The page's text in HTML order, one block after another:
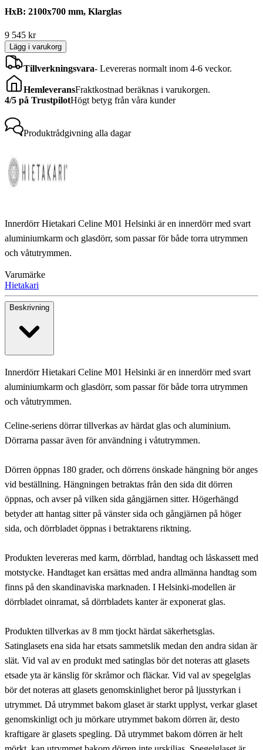
HxB: 2100x700 mm, Klarglas
9 545 kr
Lägg i varukorg
Tillverkningsvara- Levereras normalt inom 4-6 veckor.
HemleveransFraktkostnad beräknas i varukorgen.
4/5 på TrustpilotHögt betyg från våra kunder
Produktrådgivning alla dagar
Innerdörr Hietakari Celine M01 Helsinki är en innerdörr med svart
aluminiumkarm och glasdörr, som passar för både torra utrymmen
och våtutrymmen.
Varumärke
Hietakari
Beskrivning
Innerdörr Hietakari Celine M01 Helsinki är en innerdörr med svart
aluminiumkarm och glasdörr, som passar för både torra utrymmen
och våtutrymmen.
Celine-seriens dörrar tillverkas av härdat glas och aluminium.
Dörrarna passar även för användning i våtutrymmen.
Dörren öppnas 180 grader, och dörrens önskade hängning bör anges
vid beställning. Hängningen betraktas från den sida dit dörren
öppnas, och avser på vilken sida gångjärnen sitter. Högerhängd
betyder att hantag sitter på vänster sida och gångjärnen på höger
sida, och dörrbladet öppnas i betraktarens riktning.
Produkten levereras med karm, dörrblad, handtag och låskassett med
motstycke. Handtaget kan ersättas med andra allmänna handtag som
finns på den skandinaviska marknaden. I Helsinki-modellen är
dörrbladet oinramat, så dörrbladets kanter är exponerat glas.
Produkten tillverkas av 8 mm tjockt härdat säkerhetsglas.
Satinglasets ena sida har etsats sammetslik medan den andra sidan är
slät. Vid val av en produkt med satinglas bör det noteras att glasets
etsade yta är känslig för skråmor och fläckar. Vid val av spegelglas
bör det noteras att glasets genomskinlighet beror på ljusstyrkan i
utrymmet. Då utrymmet bakom glaset är starkt upplyst, verkar glaset
genomskinligt och ju mörkare utrymmet bakom dörren är, desto
kraftigare är glasets spegling. Då utrymmet bakom dörren är helt